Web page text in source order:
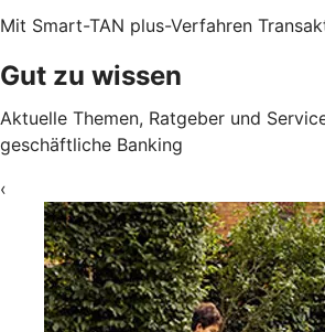
Mit Smart-TAN plus-Verfahren
Gut zu wissen
Aktuelle Themen, Ratgeber und
geschäftliche Banking
‹